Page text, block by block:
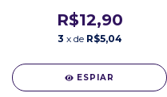
R$12,90
3 x de R$5,04
ESPIAR